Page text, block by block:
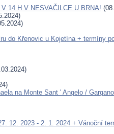
14 H V NESVAČILCE U BRNA!
do Křenovic u Kojetína + termíny
na Monte Sant ' Angelo /
12. 2023 - 2. 1. 2024 + Vánoční